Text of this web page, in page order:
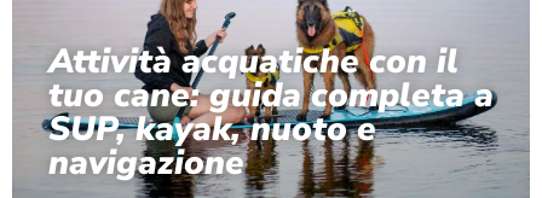
Attività acquatiche con il
tuo cane: guida completa a
SUP, kayak, nuoto e
navigazione